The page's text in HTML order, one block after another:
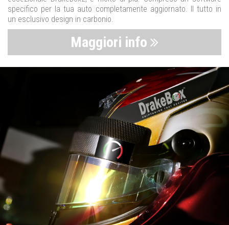
specifico per la tua auto completamente aggiornato. Il tutto in
un esclusivo design in carbonio.
Maggiori info